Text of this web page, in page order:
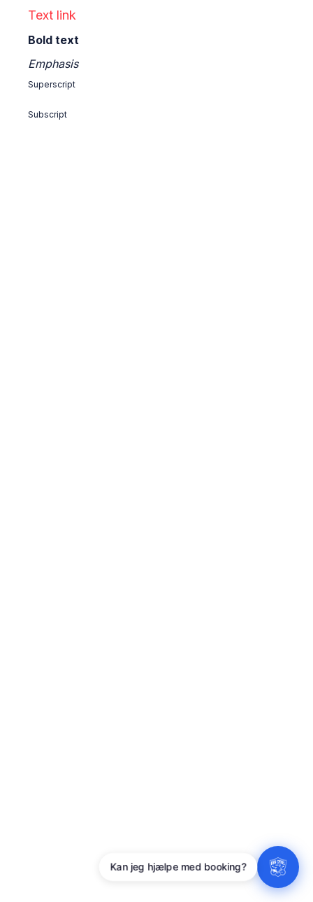
Text link
Bold text
Emphasis
Superscript
Subscript
Har du spørgsmål?